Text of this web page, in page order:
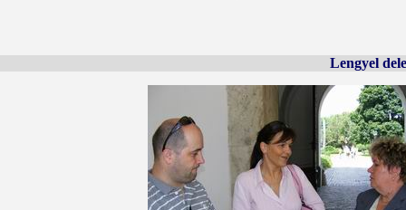
Lengyel